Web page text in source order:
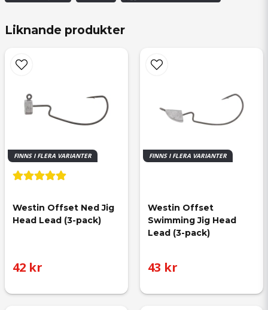
Liknande produkter
FINNS I FLERA VARIANTER
Westin Offset Ned Jig
Head Lead (3-pack)
42 kr
FINNS I FLERA VARIANTER
Westin Offset
Swimming Jig Head
Lead (3-pack)
43 kr